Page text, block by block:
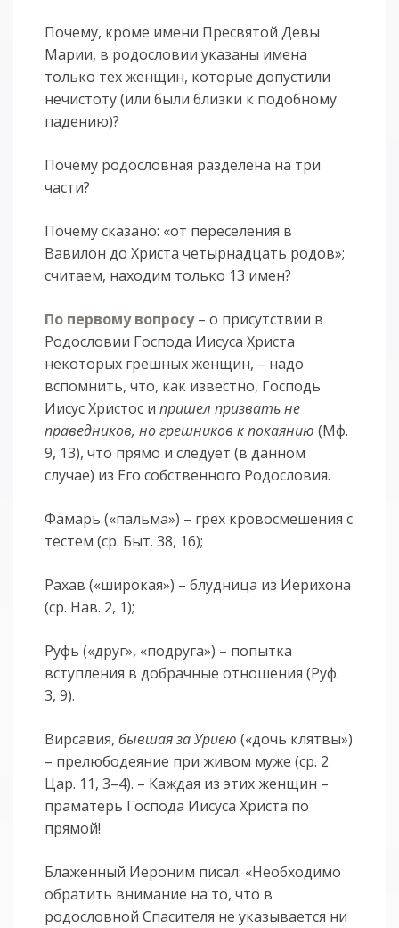
Почему, кроме имени Пресвятой Девы
Марии, в родословии указаны имена
только тех женщин, которые допустили
нечистоту (или были близки к подобному
падению)?
Почему родословная разделена на три
части?
Почему сказано: «от переселения в
Вавилон до Христа четырнадцать родов»;
считаем, находим только 13 имен?
По первому вопросу– о присутствии в
Родословии Господа Иисуса Христа
некоторых грешных женщин, – надо
вспомнить, что, как известно, Господь
Иисус Христос ипришел призвать не
праведников, но грешников к покаянию (Мф.
9, 13), что прямо и следует (в данном
случае) из Его собственного Родословия.
Фамарь («пальма») – грех кровосмешения с
тестем (ср. Быт. 38, 16);
Рахав («широкая») – блудница из Иерихона
(ср. Нав. 2, 1);
Руфь («друг», «подруга») – попытка
вступления в добрачные отношения (Руф.
3, 9).
Вирсавия,бывшая за Уриею («дочь клятвы»)
– прелюбодеяние при живом муже (ср. 2
Цар. 11, 3–4). – Каждая из этих женщин –
праматерь Господа Иисуса Христа по
прямой!
Блаженный Иероним писал: «Необходимо
обратить внимание на то, что в
родословной Спасителя не указывается ни